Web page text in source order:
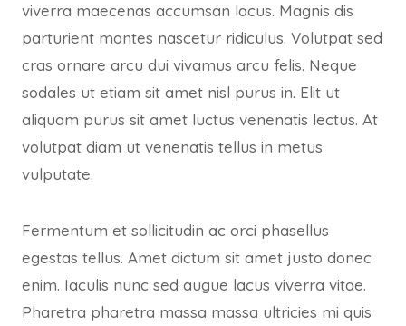
viverra maecenas accumsan lacus. Magnis dis
parturient montes nascetur ridiculus. Volutpat sed
cras ornare arcu dui vivamus arcu felis. Neque
sodales ut etiam sit amet nisl purus in. Elit ut
aliquam purus sit amet luctus venenatis lectus. At
volutpat diam ut venenatis tellus in metus
vulputate.
Fermentum et sollicitudin ac orci phasellus
egestas tellus. Amet dictum sit amet justo donec
enim. Iaculis nunc sed augue lacus viverra vitae.
Pharetra pharetra massa massa ultricies mi quis